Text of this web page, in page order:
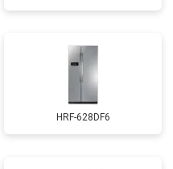
HRF-628DF6